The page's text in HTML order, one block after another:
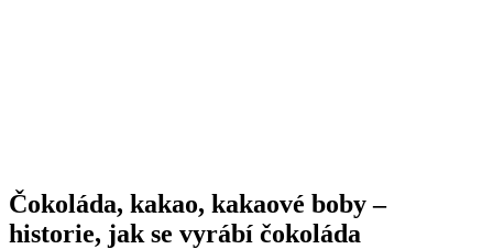
Čokoláda, kakao, kakaové boby –
historie, jak se vyrábí čokoláda